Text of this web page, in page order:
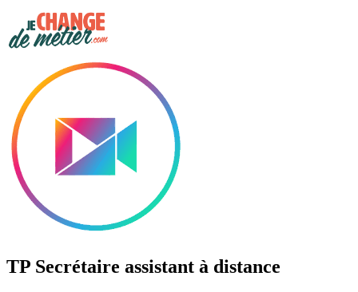
TP Secrétaire assistant à distance